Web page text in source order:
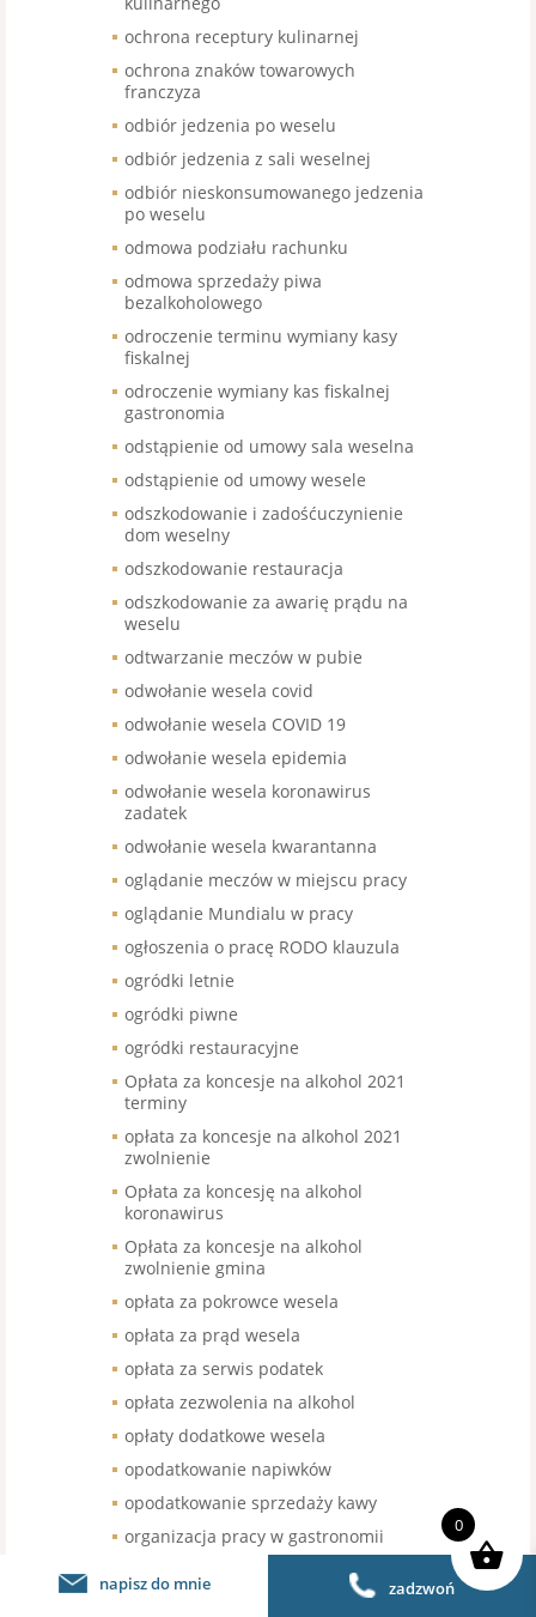
ochrona receptury kulinarnej
ochrona znaków towarowych
franczyza
odbiór jedzenia po weselu
odbiór jedzenia z sali weselnej
odbiór nieskonsumowanego jedzenia
po weselu
odmowa podziału rachunku
odmowa sprzedaży piwa
bezalkoholowego
odroczenie terminu wymiany kasy
fiskalnej
odroczenie wymiany kas fiskalnej
gastronomia
odstąpienie od umowy sala weselna
odstąpienie od umowy wesele
odszkodowanie i zadośćuczynienie
dom weselny
odszkodowanie restauracja
odszkodowanie za awarię prądu na
weselu
odtwarzanie meczów w pubie
odwołanie wesela covid
odwołanie wesela COVID 19
odwołanie wesela epidemia
odwołanie wesela koronawirus
zadatek
odwołanie wesela kwarantanna
oglądanie meczów w miejscu pracy
oglądanie Mundialu w pracy
ogłoszenia o pracę RODO klauzula
ogródki letnie
ogródki piwne
ogródki restauracyjne
Opłata za koncesje na alkohol 2021
terminy
opłata za koncesje na alkohol 2021
zwolnienie
Opłata za koncesję na alkohol
koronawirus
Opłata za koncesje na alkohol
zwolnienie gmina
opłata za pokrowce wesela
opłata za prąd wesela
opłata za serwis podatek
opłata zezwolenia na alkohol
opłaty dodatkowe wesela
opodatkowanie napiwków
opodatkowanie sprzedaży kawy
organizacja pracy w gastronomii
organizacja pracy w restauracji
organizacja urodzin stawka VAT
napisz do mnie zadzwoń
0